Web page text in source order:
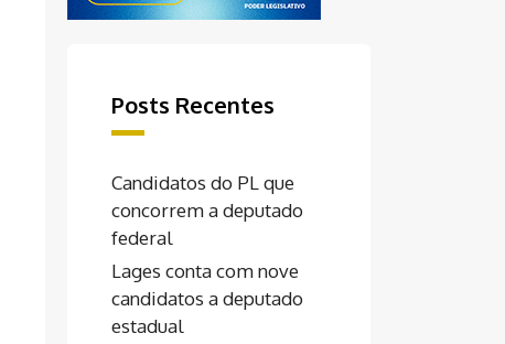
Posts Recentes
Candidatos do PL que
concorrem a deputado
federal
Lages conta com nove
candidatos a deputado
estadual